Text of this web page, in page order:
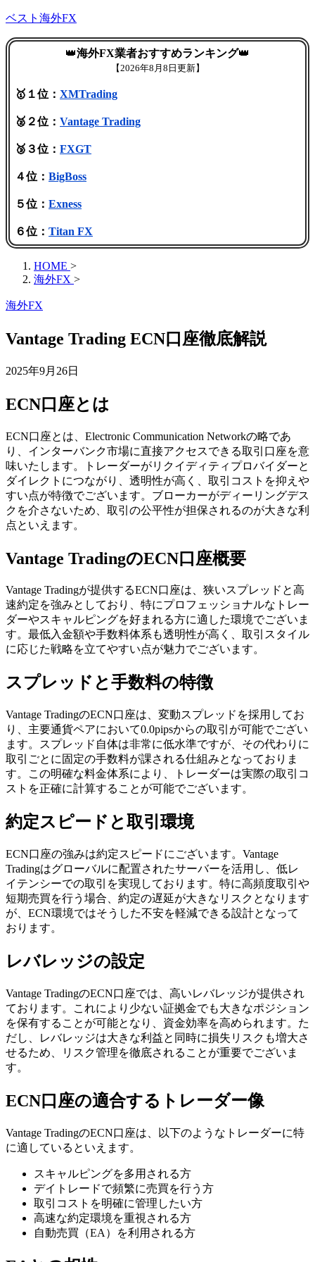
ベスト海外FX
👑海外FX業者おすすめランキング👑
【2026年8月8日更新】
🥇１位： XMTrading
🥈２位： Vantage Trading
🥉３位： FXGT
４位： BigBoss
５位： Exness
６位： Titan FX
HOME >
海外FX >
海外FX
Vantage Trading ECN口座徹底解説
2025年9月26日
ECN口座とは
ECN口座とは、Electronic Communication Networkの略であ
り、インターバンク市場に直接アクセスできる取引口座を意
味いたします。トレーダーがリクイディティプロバイダーと
ダイレクトにつながり、透明性が高く、取引コストを抑えや
すい点が特徴でございます。ブローカーがディーリングデス
クを介さないため、取引の公平性が担保されるのが大きな利
点といえます。
Vantage TradingのECN口座概要
Vantage Tradingが提供するECN口座は、狭いスプレッドと高
速約定を強みとしており、特にプロフェッショナルなトレー
ダーやスキャルピングを好まれる方に適した環境でございま
す。最低入金額や手数料体系も透明性が高く、取引スタイル
に応じた戦略を立てやすい点が魅力でございます。
スプレッドと手数料の特徴
Vantage TradingのECN口座は、変動スプレッドを採用してお
り、主要通貨ペアにおいて0.0pipsからの取引が可能でござい
ます。スプレッド自体は非常に低水準ですが、その代わりに
取引ごとに固定の手数料が課される仕組みとなっておりま
す。この明確な料金体系により、トレーダーは実際の取引コ
ストを正確に計算することが可能でございます。
約定スピードと取引環境
ECN口座の強みは約定スピードにございます。Vantage
Tradingはグローバルに配置されたサーバーを活用し、低レ
イテンシーでの取引を実現しております。特に高頻度取引や
短期売買を行う場合、約定の遅延が大きなリスクとなります
が、ECN環境ではそうした不安を軽減できる設計となって
おります。
レバレッジの設定
Vantage TradingのECN口座では、高いレバレッジが提供され
ております。これにより少ない証拠金でも大きなポジション
を保有することが可能となり、資金効率を高められます。た
だし、レバレッジは大きな利益と同時に損失リスクも増大さ
せるため、リスク管理を徹底されることが重要でございま
す。
ECN口座の適合するトレーダー像
Vantage TradingのECN口座は、以下のようなトレーダーに特
に適しているといえます。
スキャルピングを多用される方
デイトレードで頻繁に売買を行う方
取引コストを明確に管理したい方
高速な約定環境を重視される方
自動売買（EA）を利用される方